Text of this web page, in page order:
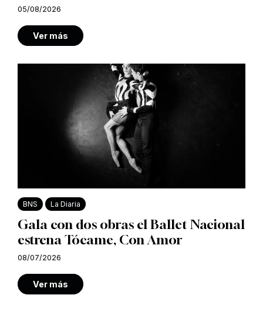
05/08/2026
Ver más
BNS La Diaria
Gala con dos obras el Ballet Nacional
estrena Tócame, Con Amor
08/07/2026
Ver más